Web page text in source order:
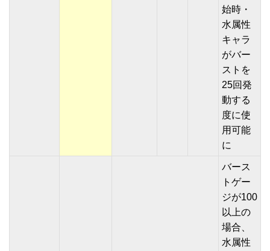
始時・
水属性
キャラ
がバー
ストを
25回発
動する
度に使
用可能
に
バース
トゲー
ジが100
以上の
場合、
水属性